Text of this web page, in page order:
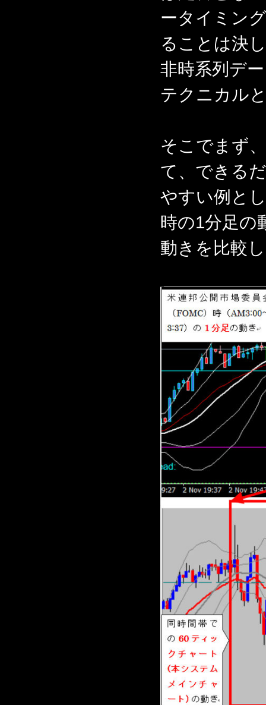
ータイミン
ることは決
非時系列デ
テクニカル
そこでまず
て、できる
やすい例と
時の1分足の
動きを比較